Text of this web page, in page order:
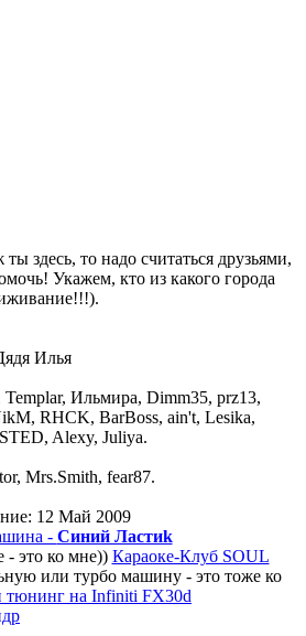
здесь, то надо считаться друзьями,
Укажем, кто из какого города
Илья
Templar, Ильмира, Dimm35, prz13,
RHCK, BarBoss, ain't, Lesika,
Alexy, Juliya.
Mrs.Smith, fear87.
12 Май 2009
- Синий Ластиk
- это ко мне)) Караоке-Клуб SOUL
или турбо машину - это тоже ко
тюнинг на Infiniti FX30d